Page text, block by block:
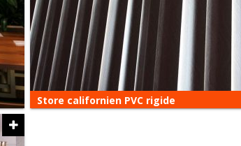
Store californien PVC rigide